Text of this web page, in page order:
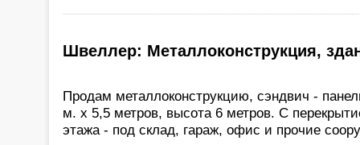
Швеллер: Металлоконструкция,
Продам металлоконструкцию, сэндвич -
м. х 5,5 метров, высота 6 метров. С
этажа - под склад, гараж, офис и прочие